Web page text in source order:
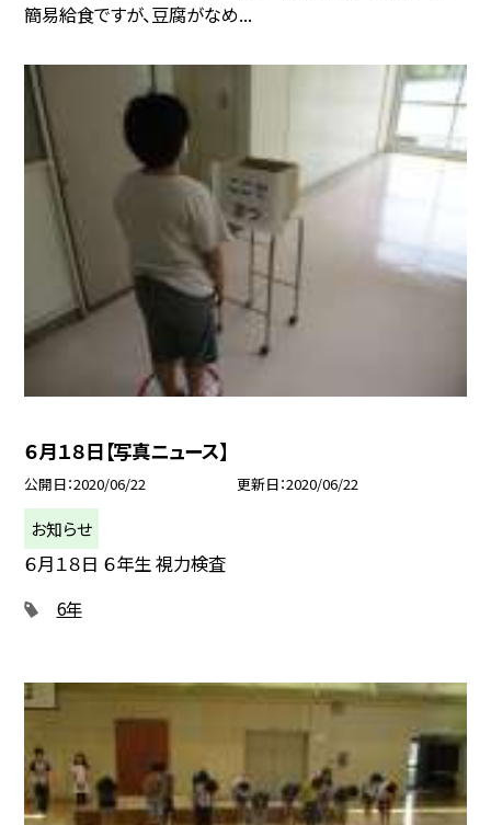
簡易給食ですが、豆腐がなめ...
６月１８日【写真ニュース】
公開日 2020/06/22 更新日 2020/06/22
お知らせ
６月１８日 ６年生 視力検査
6年